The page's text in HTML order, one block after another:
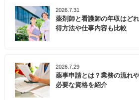
2026.7.31
薬剤師と看護師の年収はど
得方法や仕事内容も比較
2026.7.29
薬事申請とは？業務の流れ
必要な資格を紹介